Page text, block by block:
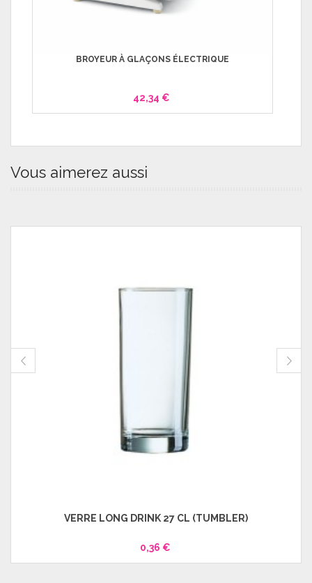
BROYEUR À GLAÇONS ÉLECTRIQUE
42,34 €
Vous aimerez aussi
VERRE LONG DRINK 27 CL (TUMBLER)
0,36 €